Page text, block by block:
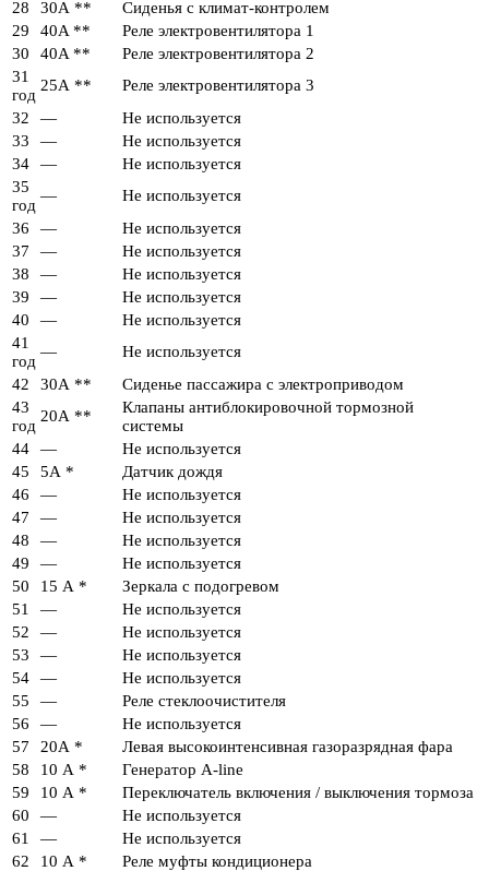
28
30А **
Сиденья с климат-контролем
29
40A **
Реле электровентилятора 1
30
40A **
Реле электровентилятора 2
31
год
25А **
Реле электровентилятора 3
32
—
Не используется
33
—
Не используется
34
—
Не используется
35
год
—
Не используется
36
—
Не используется
37
—
Не используется
38
—
Не используется
39
—
Не используется
40
—
Не используется
41
год
—
Не используется
42
30А **
Сиденье пассажира с электроприводом
43
год
20А **
Клапаны антиблокировочной тормозной
системы
44
—
Не используется
45
5А *
Датчик дождя
46
—
Не используется
47
—
Не используется
48
—
Не используется
49
—
Не используется
50
15 А *
Зеркала с подогревом
51
—
Не используется
52
—
Не используется
53
—
Не используется
54
—
Не используется
55
—
Реле стеклоочистителя
56
—
Не используется
57
20А *
Левая высокоинтенсивная газоразрядная фара
58
10 А *
Генератор A-line
59
10 А *
Переключатель включения / выключения тормоза
60
—
Не используется
61
—
Не используется
62
10 А *
Реле муфты кондиционера